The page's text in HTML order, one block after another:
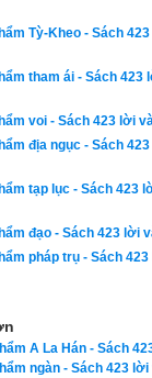
thong dong
nước trong
cõi lòng
còn chấp mắc
bỏ được dục tham
vui buồn
Tỳ-Kheo - Sách
tham ái - Sách 423
voi - Sách 423 lời
địa ngục - Sách
tạp lục - Sách 423
đạo - Sách 423 lời
pháp trụ - Sách
A La Hán - Sách
ngàn - Sách 423